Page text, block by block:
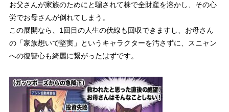
お父さんが家族のためにと騙されて株で全財産を溶かし、その心
労でお母さんが倒れてしまう。
この展開なら、1回目の人生の伏線も回収できますし、お母さん
の「家族想いで堅実」というキャラクターを汚さずに、スニャン
への復讐心も綺麗に繋がったはずです。